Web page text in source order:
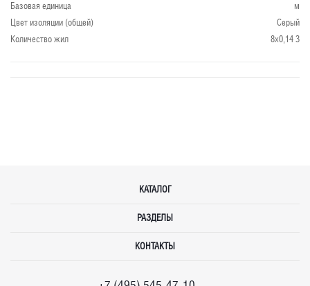
Базовая единица
м
Цвет изоляции (общей)
Серый
Количество жил
8x0,14 3
КАТАЛОГ
РАЗДЕЛЫ
КОНТАКТЫ